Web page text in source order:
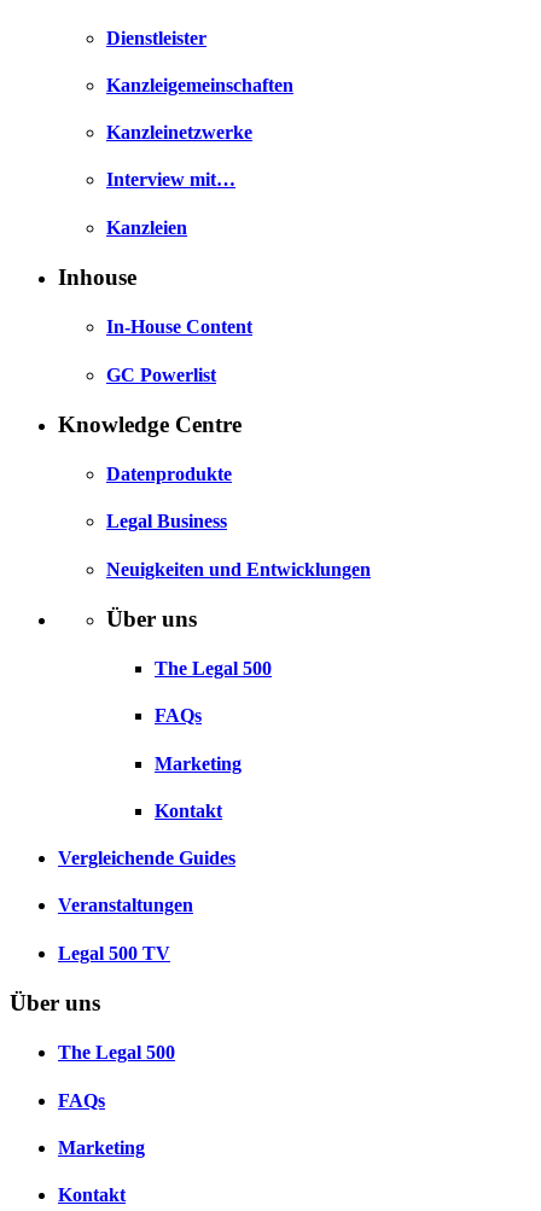
Dienstleister
Kanzleigemeinschaften
Kanzleinetzwerke
Interview mit…
Kanzleien
Inhouse
In-House Content
GC Powerlist
Knowledge Centre
Datenprodukte
Legal Business
Neuigkeiten und Entwicklungen
Über uns
The Legal 500
FAQs
Marketing
Kontakt
Vergleichende Guides
Veranstaltungen
Legal 500 TV
Über uns
The Legal 500
FAQs
Marketing
Kontakt